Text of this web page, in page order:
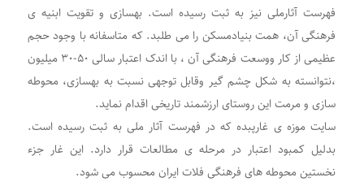
فهرست آثارملی نیز به ثبت رسیده است. بهسازی و تقویت ابنیه ی
فرهنگی آن، همت بنیادمسکن را می طلبد. که متاسفانه با وجود حجم
عظیمی از کار ووسعت فرهنگی آن ، با اندک اعتبار سالی ۵۰-۳۰ میلیون
،نتوانسته به شکل چشم گیر وقابل توجهی نسبت به بهسازی، محوطه
سازی و مرمت این روستای ارزشمند تاریخی اقدام نماید.
سایت موزه ی غارپبده که در فهرست آثار ملی به ثبت رسیده است.
بدلیل کمبود اعتبار در مرحله ی مطالعات قرار دارد. این غار جزء
نخستین محوطه های فرهنگی فلات ایران محسوب می شود.